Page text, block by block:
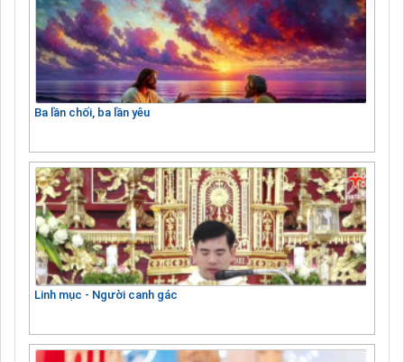
Ba lần chối, ba lần yêu
Linh mục - Người canh gác